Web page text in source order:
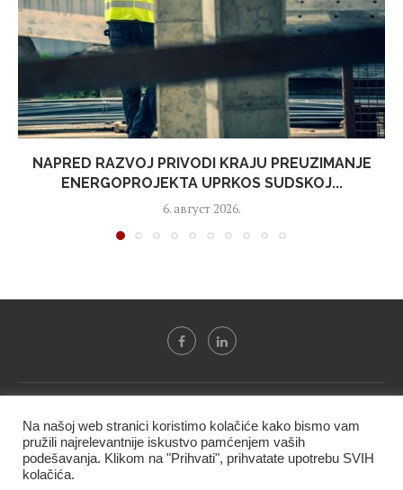
NAPRED RAZVOJ PRIVODI KRAJU PREUZIMANJE
ENERGOPROJEKTA UPRKOS SUDSKOJ...
6. август 2026.
BIF PRESS doo" i ne smeju se presnositi niti koristiti, delimično
ni u celosti, bez izričite dozvole kompanije.
Na našoj web stranici koristimo kolačiće kako bismo vam
pružili najrelevantnije iskustvo pamćenjem vaših
podešavanja. Klikom na "Prihvati", prihvatate upotrebu SVIH
kolačića.